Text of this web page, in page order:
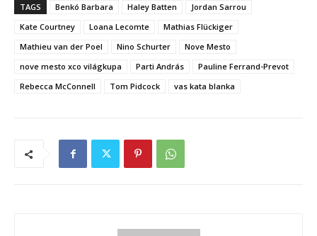
TAGS Benkó Barbara Haley Batten
Jordan Sarrou
Kate Courtney
Loana Lecomte
Mathias Flückiger
Mathieu van der Poel
Nino Schurter
Nove Mesto
nove mesto xco világkupa
Parti András
Pauline Ferrand-Prevot
Rebecca McConnell
Tom Pidcock vas kata blanka